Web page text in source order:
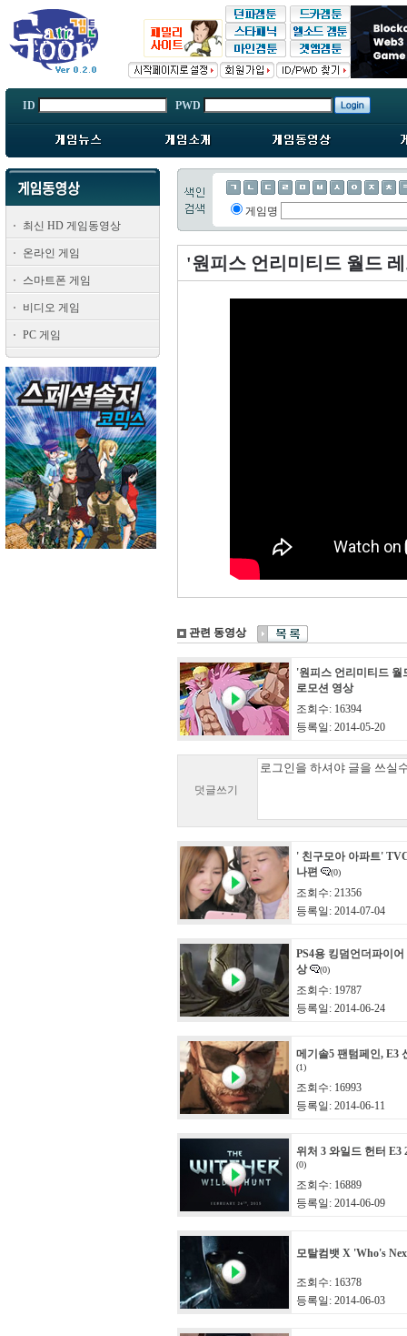
ID PWD
최신 HD 게임동영상
온라인 게임
스마트폰 게임
비디오 게임
PC 게임
게임명
'원피스 언리미티드 월드
관련 동영상
'원피스 언리미티드 월
로모션 영상
조회수: 16394
등록일: 2014-05-20
덧글쓰기
' 친구모아 아파트'
나편
(0)
조회수: 21356
등록일: 2014-07-04
PS4용 킹덤언더파이
상
(0)
조회수: 19787
등록일: 2014-06-24
메기솔5 팬텀페인, E3
(1)
조회수: 16993
등록일: 2014-06-11
위처 3 와일드 헌터 E3
(0)
조회수: 16889
등록일: 2014-06-09
모탈컴뱃 X 'Who's
조회수: 16378
등록일: 2014-06-03